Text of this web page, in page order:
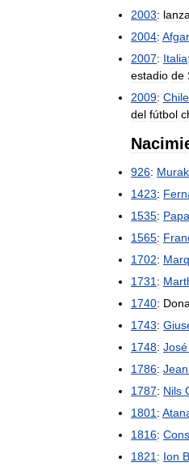
2003:
2004:
2007: Italia:
estadio de
2009: Chile
del fútbol
926:
1423:
1535: Papa
1565:
1702:
1731 :
1740:
1743:
1748: José
1786: Jean
1787: Nils
1801 :
1816:
1821 : Ion